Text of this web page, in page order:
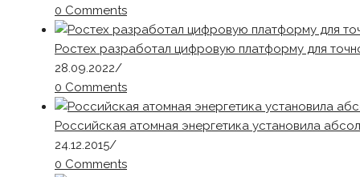
0 Comments
Ростех разработал цифровую платформу для
28.09.2022/
0 Comments
Российская атомная энергетика установила
24.12.2015/
0 Comments